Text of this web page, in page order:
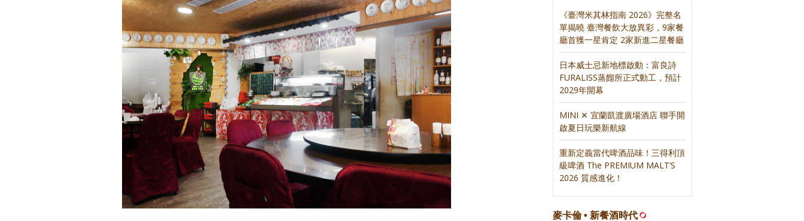
《臺灣米其林指南 2026》完整名
單揭曉 臺灣餐飲大放異彩，9家餐
廳首獲一星肯定 2家新進二星餐廳
日本威士忌新地標啟動：富良詩
FURALISS蒸餾所正式動工，預計
2029年開幕
MINI ✕ 宜蘭凱渡廣場酒店 聯手開
啟夏日玩樂新航線
重新定義當代啤酒品味！三得利頂
級啤酒 The PREMIUM MALT’S
2026 質感進化！
麥卡倫 • 新餐酒時代